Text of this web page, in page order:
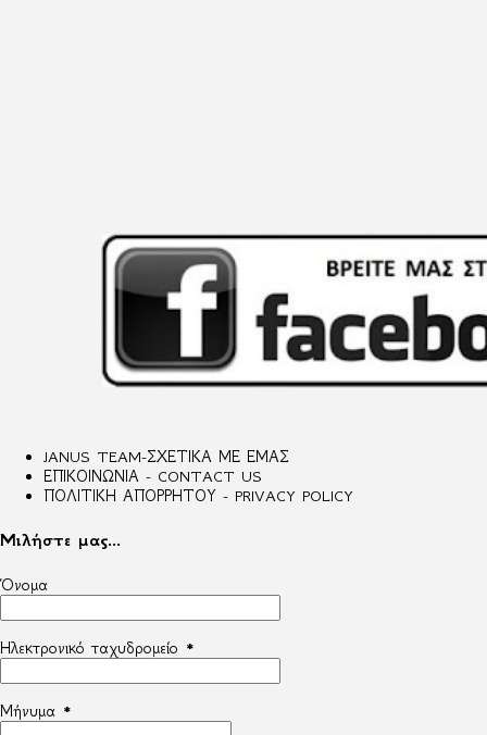
JANUS TEAM-ΣΧΕΤΙΚΑ ΜΕ ΕΜΑΣ
ΕΠΙΚΟΙΝΩΝΙΑ - CONTACT US
ΠΟΛΙΤΙΚΗ ΑΠΟΡΡΗΤΟΥ - PRIVACY POLICY
Μιλήστε μας...
Όνομα
Ηλεκτρονικό ταχυδρομείο *
Μήνυμα *